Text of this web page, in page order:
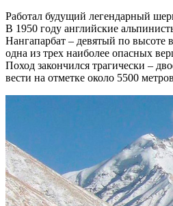
Работал будущий легендарный
В 1950 году английские
Нангапарбат – девятый по высоте
одна из трех наиболее опасных
Поход закончился трагически –
вести на отметке около 5500